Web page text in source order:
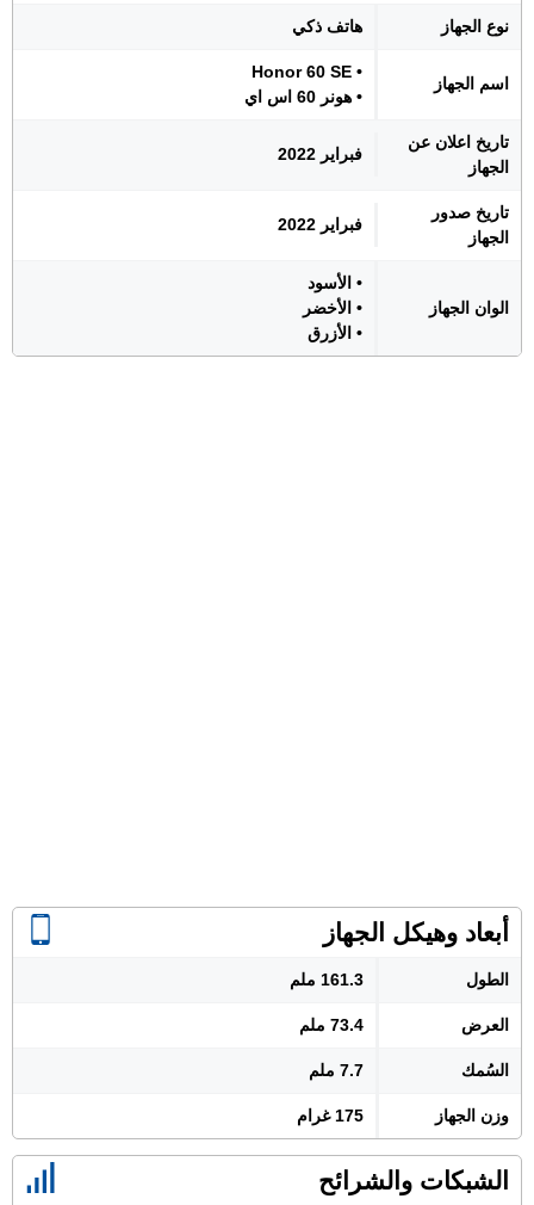
نوع الجهاز هاتف ذكي
اسم الجهاز
• Honor 60 SE
• هونر 60 اس اي
تاريخ اعلان عن
الجهاز
فبراير 2022
تاريخ صدور
الجهاز
فبراير 2022
الوان الجهاز
• الأسود
• الأخضر
• الأزرق
أبعاد وهيكل الجهاز
الطول 161.3 ملم
العرض 73.4 ملم
السُمك 7.7 ملم
وزن الجهاز 175 غرام
الشبكات والشرائح